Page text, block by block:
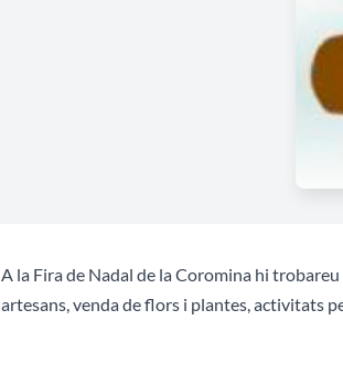
A la Fira de Nadal de la Coromina hi
artesans, venda de flors i plantes, activitats